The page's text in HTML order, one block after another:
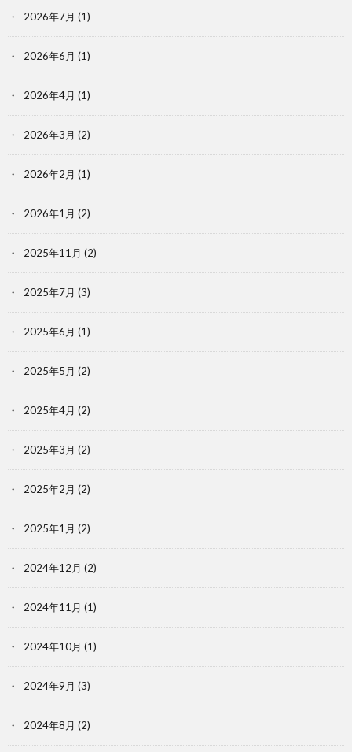
2026年7月 (1)
2026年6月 (1)
2026年4月 (1)
2026年3月 (2)
2026年2月 (1)
2026年1月 (2)
2025年11月 (2)
2025年7月 (3)
2025年6月 (1)
2025年5月 (2)
2025年4月 (2)
2025年3月 (2)
2025年2月 (2)
2025年1月 (2)
2024年12月 (2)
2024年11月 (1)
2024年10月 (1)
2024年9月 (3)
2024年8月 (2)